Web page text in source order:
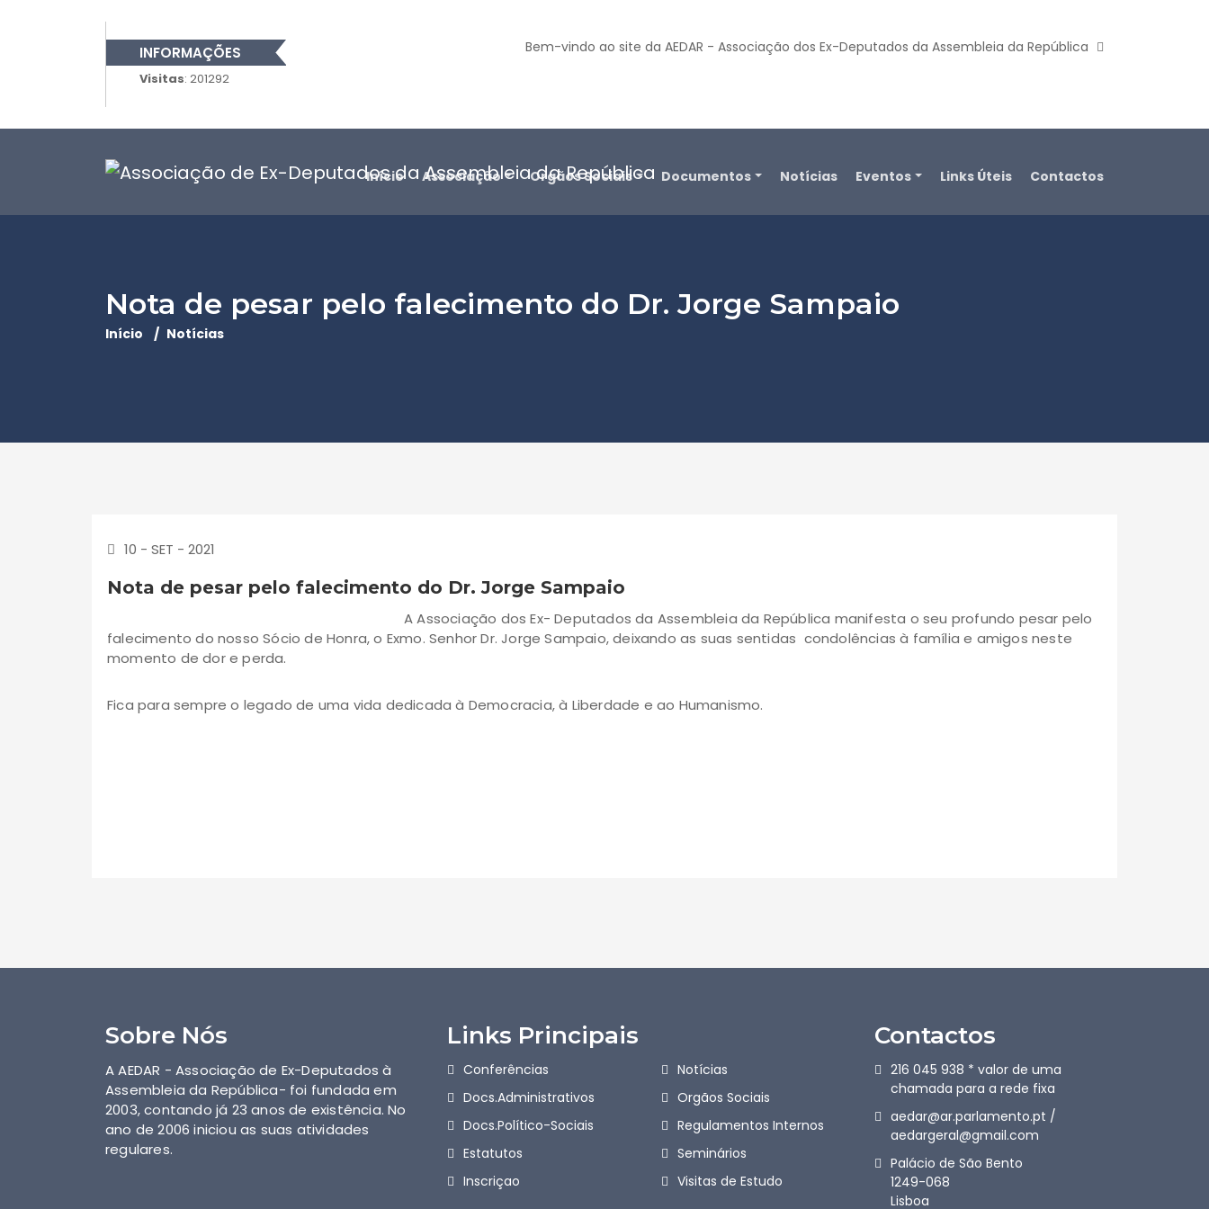
INFORMAÇÕES
Visitas: 201292
Bem-vindo ao site da AEDAR - Associação dos Ex-Deputados da Assembleia da República
Início Associação Orgãos Sociais Documentos Notícias Eventos Links Úteis Contactos
Nota de pesar pelo falecimento do Dr. Jorge Sampaio
Início Notícias
10 - SET - 2021
Nota de pesar pelo falecimento do Dr. Jorge Sampaio
A Associação dos Ex- Deputados da Assembleia da República manifesta o seu profundo pesar pelo
falecimento do nosso Sócio de Honra, o Exmo. Senhor Dr. Jorge Sampaio, deixando as suas sentidas condolências à família e amigos neste
momento de dor e perda.
Fica para sempre o legado de uma vida dedicada à Democracia, à Liberdade e ao Humanismo.
Sobre Nós
A AEDAR - Associação de Ex-Deputados à
Assembleia da República- foi fundada em
2003, contando já 23 anos de existência. No
ano de 2006 iniciou as suas atividades
regulares.
Links Principais
Conferências
Docs.Administrativos
Docs.Político-Sociais
Estatutos
Inscriçao
Notícias
Orgãos Sociais
Regulamentos Internos
Seminários
Visitas de Estudo
Contactos
216 045 938 * valor de uma
chamada para a rede fixa
aedar@ar.parlamento.pt /
aedargeral@gmail.com
Palácio de São Bento
1249-068
Lisboa